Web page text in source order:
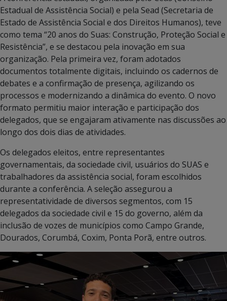
Estadual de Assistência Social) e pela Sead (Secretaria de
Estado de Assistência Social e dos Direitos Humanos), teve
como tema “20 anos do Suas: Construção, Proteção Social e
Resistência”, e se destacou pela inovação em sua
organização. Pela primeira vez, foram adotados
documentos totalmente digitais, incluindo os cadernos de
debates e a confirmação de presença, agilizando os
processos e modernizando a dinâmica do evento. O novo
formato permitiu maior interação e participação dos
delegados, que se engajaram ativamente nas discussões ao
longo dos dois dias de atividades.
Os delegados eleitos, entre representantes
governamentais, da sociedade civil, usuários do SUAS e
trabalhadores da assistência social, foram escolhidos
durante a conferência. A seleção assegurou a
representatividade de diversos segmentos, com 15
delegados da sociedade civil e 15 do governo, além da
inclusão de vozes de municípios como Campo Grande,
Dourados, Corumbá, Coxim, Ponta Porã, entre outros.